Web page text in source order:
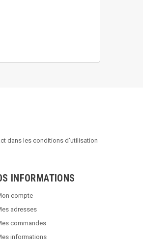
dans les conditions d'utilisation
INFORMATIONS
compte
adresses
commandes
informations